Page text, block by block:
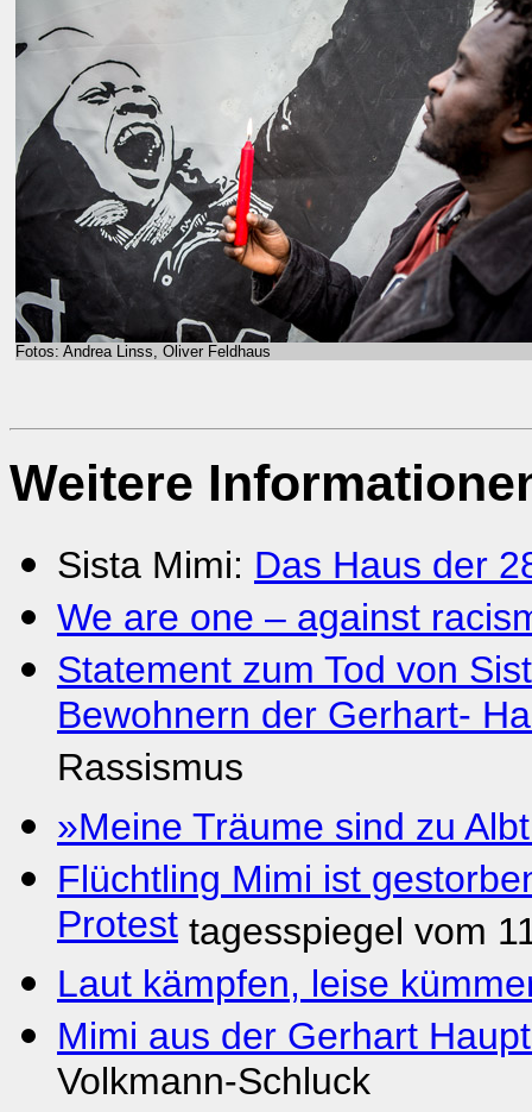
Fotos: Andrea Linss, Oliver Feldhaus
Weitere
Sista Mimi: Das Haus der
We are one – against
Statement zum Tod von
Bewohnern der Gerhart-
Rassismus
»Meine Träume sind zu
Flüchtling Mimi ist
Protest tagesspiegel vom
Laut kämpfen, leise
Mimi aus der Gerhart
Volkmann-Schluck